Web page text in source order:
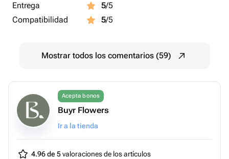
Entrega
5/5
Compatibilidad
5/5
Mostrar todos los comentarios (59)
Acepta bonos
Buyr Flowers
Ir a la tienda
4.96 de 5valoraciones de los artículos